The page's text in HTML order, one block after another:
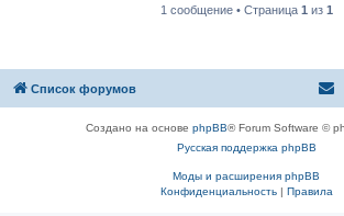
1 сообщение • Страница 1 из 1
Список форумов
Создано на основе phpBB® Forum Software ©
Русская поддержка phpBB
Моды и расширения phpBB
Конфиденциальность| Правила